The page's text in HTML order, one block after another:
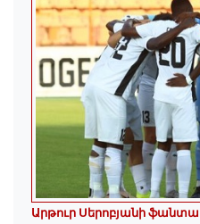
Արթուր Սերոբյանի